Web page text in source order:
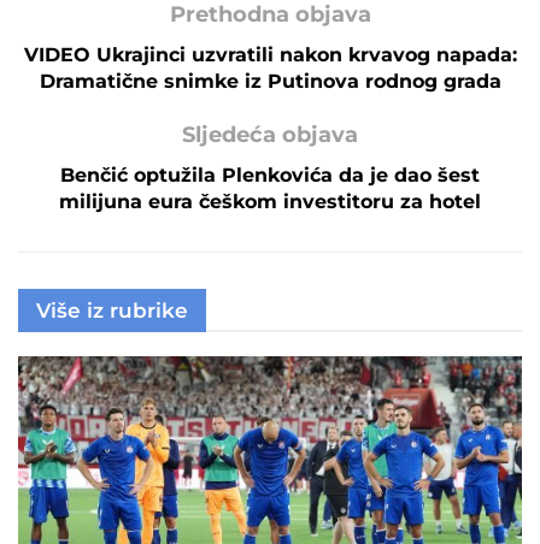
Prethodna objava
VIDEO Ukrajinci uzvratili nakon krvavog napada:
Dramatične snimke iz Putinova rodnog grada
Sljedeća objava
Benčić optužila Plenkovića da je dao šest
milijuna eura češkom investitoru za hotel
Više iz rubrike